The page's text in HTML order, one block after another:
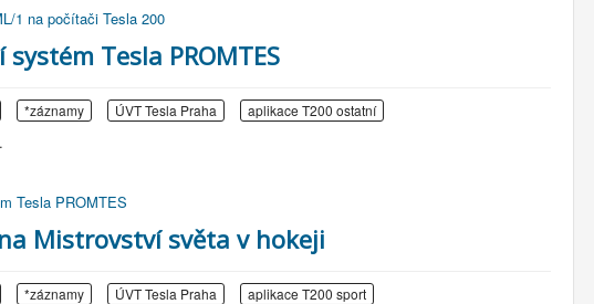
1 na počítači Tesla 200
Tesla PROMTES
*záznamy ÚVT Tesla Praha aplikace T200 ostatní
Tesla PROMTES
Mistrovství světa v hokeji
*záznamy ÚVT Tesla Praha aplikace T200 sport